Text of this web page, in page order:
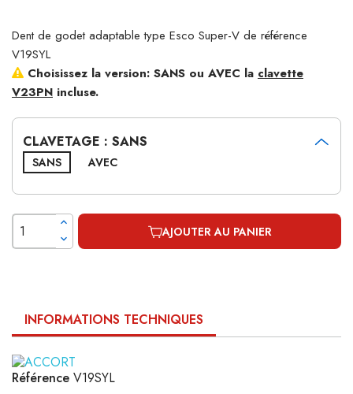
Dent de godet adaptable type Esco Super-V de référence
V19SYL
Choisissez la version: SANS ou AVEC la clavette
V23PN incluse.
CLAVETAGE : SANS
SANS AVEC
AJOUTER AU PANIER
INFORMATIONS TECHNIQUES
Référence V19SYL